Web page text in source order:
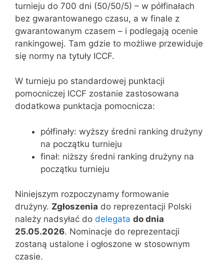
turnieju do 700 dni (50/50/5) – w półfinałach
bez gwarantowanego czasu, a w finale z
gwarantowanym czasem – i podlegają ocenie
rankingowej. Tam gdzie to możliwe przewiduje
się normy na tytuły ICCF.
W turnieju po standardowej punktacji
pomocniczej ICCF zostanie zastosowana
dodatkowa punktacja pomocnicza:
półfinały: wyższy średni ranking drużyny
na początku turnieju
finał: niższy średni ranking drużyny na
początku turnieju
Niniejszym rozpoczynamy formowanie
drużyny. Zgłoszenia do reprezentacji Polski
należy nadsyłać do delegata do dnia
25.05.2026. Nominacje do reprezentacji
zostaną ustalone i ogłoszone w stosownym
czasie.